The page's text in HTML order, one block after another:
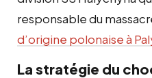
responsable du
d’origine polonaise à
La stratégie du